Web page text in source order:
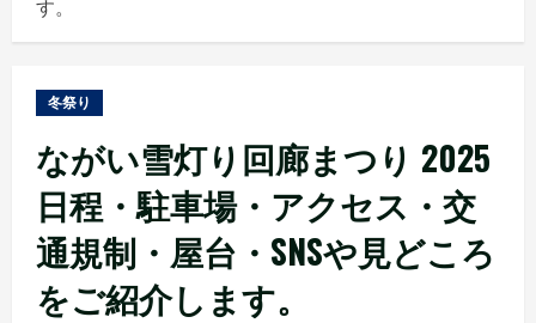
す。
冬祭り
ながい雪灯り回廊まつり 2025
日程・駐車場・アクセス・交
通規制・屋台・SNSや見どころ
をご紹介します。